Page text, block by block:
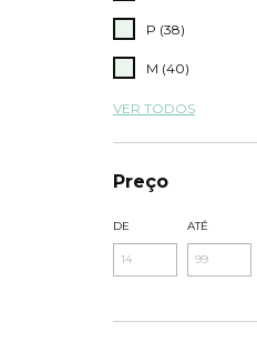
P (38)
M (40)
VER TODOS
Preço
DE ATÉ